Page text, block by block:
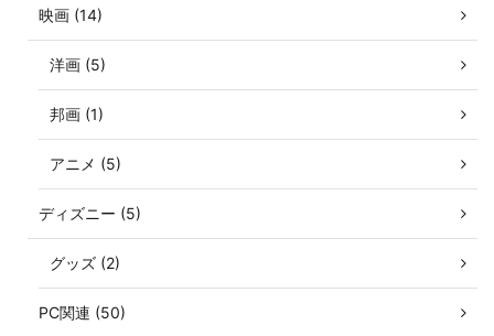
映画 (14)
洋画 (5)
邦画 (1)
アニメ (5)
ディズニー (5)
グッズ (2)
PC関連 (50)